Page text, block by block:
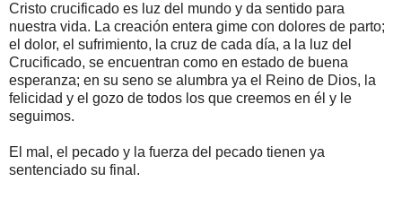
Cristo crucificado es luz del mundo y da sentido para
nuestra vida. La creación entera gime con dolores de parto;
el dolor, el sufrimiento, la cruz de cada día, a la luz del
Crucificado, se encuentran como en estado de buena
esperanza; en su seno se alumbra ya el Reino de Dios, la
felicidad y el gozo de todos los que creemos en él y le
seguimos.
El mal, el pecado y la fuerza del pecado tienen ya
sentenciado su final.